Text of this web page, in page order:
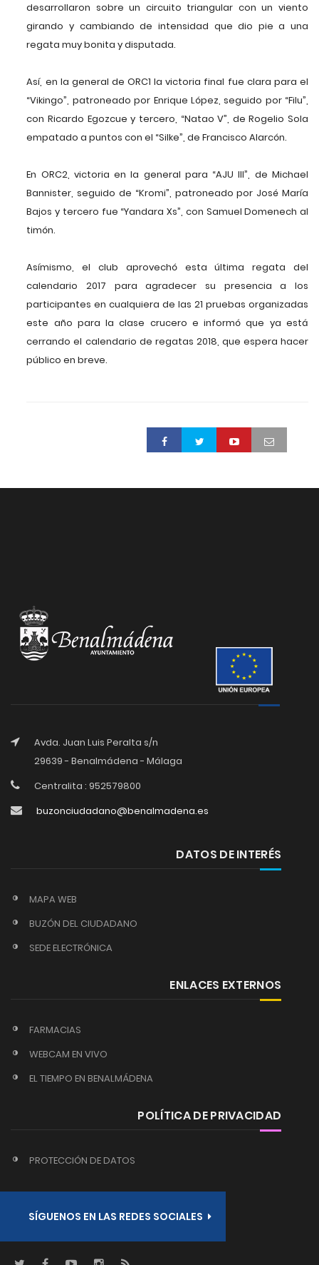
desarrollaron sobre un circuito triangular con un viento
girando y cambiando de intensidad que dio pie a una
regata muy bonita y disputada.
Así, en la general de ORC1 la victoria final fue clara para el
“Vikingo”, patroneado por Enrique López, seguido por “Filu”,
con Ricardo Egozcue y tercero, “Natao V”, de Rogelio Sola
empatado a puntos con el “Silke”, de Francisco Alarcón.
En ORC2, victoria en la general para “AJU III”, de Michael
Bannister, seguido de “Kromi”, patroneado por José María
Bajos y tercero fue “Yandara Xs”, con Samuel Domenech al
timón.
Asímismo, el club aprovechó esta última regata del
calendario 2017 para agradecer su presencia a los
participantes en cualquiera de las 21 pruebas organizadas
este año para la clase crucero e informó que ya está
cerrando el calendario de regatas 2018, que espera hacer
público en breve.
Avda. Juan Luis Peralta s/n
29639 - Benalmádena - Málaga
Centralita : 952579800
buzonciudadano@benalmadena.es
DATOS DE INTERÉS
MAPA WEB
BUZÓN DEL CIUDADANO
SEDE ELECTRÓNICA
ENLACES EXTERNOS
FARMACIAS
WEBCAM EN VIVO
EL TIEMPO EN BENALMÁDENA
POLÍTICA DE PRIVACIDAD
PROTECCIÓN DE DATOS
SÍGUENOS EN LAS REDES SOCIALES